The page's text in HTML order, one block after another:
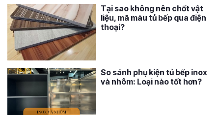
Tại sao không nên chốt vật
liệu, mã màu tủ bếp qua điện
thoại?
So sánh phụ kiện tủ bếp inox
và nhôm: Loại nào tốt hơn?